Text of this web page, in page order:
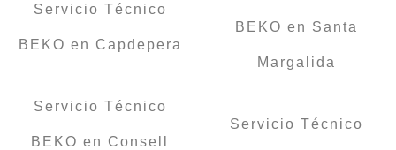
Servicio Técnico
BEKO en Capdepera
Servicio Técnico
BEKO en Consell
BEKO en Santa
Margalida
Servicio Técnico